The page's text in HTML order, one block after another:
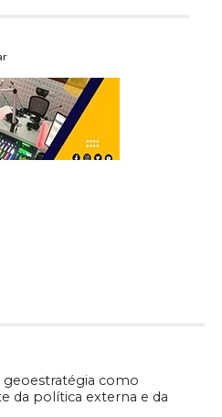
geoestratégia como
da política externa e da